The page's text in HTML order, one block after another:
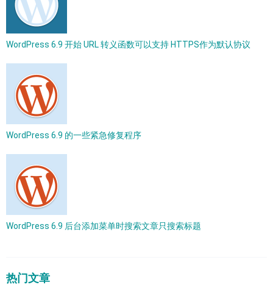
WordPress 6.9 开始 URL 转义函数可以支持 HTTPS作为默认协议
WordPress 6.9 的一些紧急修复程序
WordPress 6.9 后台添加菜单时搜索文章只搜索标题
热门文章